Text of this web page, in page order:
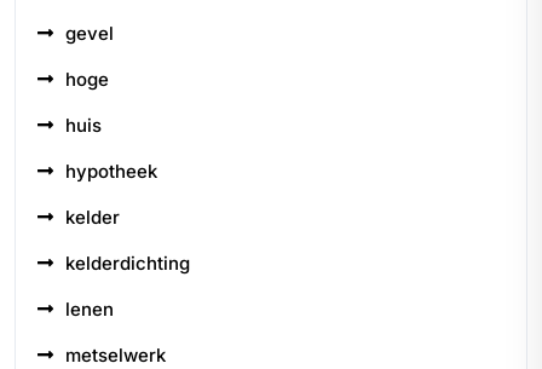
gevel
hoge
huis
hypotheek
kelder
kelderdichting
lenen
metselwerk